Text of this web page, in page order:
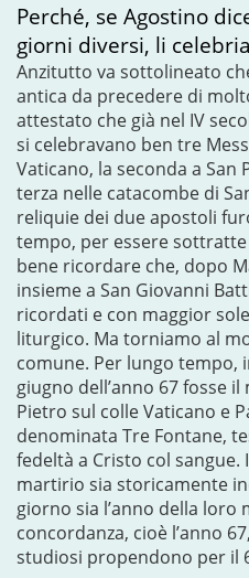
Perché, se Agostino
giorni diversi, li
Anzitutto va sottolineato
antica da precedere di
attestato che già nel IV
si celebravano ben tre
Vaticano, la seconda a San
terza nelle catacombe di
reliquie dei due apostoli
tempo, per essere
bene ricordare che, dopo
insieme a San Giovanni
ricordati e con maggior
liturgico. Ma torniamo al
comune. Per lungo tempo,
giugno dell’anno 67 fosse
Pietro sul colle Vaticano e
denominata Tre Fontane,
fedeltà a Cristo col
martirio sia storicamente
giorno sia l’anno della loro
concordanza, cioè l’anno
studiosi propendono per il